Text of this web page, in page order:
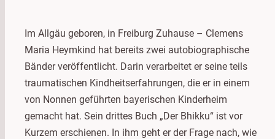
Im Allgäu geboren, in Freiburg Zuhause – Clemens
Maria Heymkind hat bereits zwei autobiographische
Bänder veröffentlicht. Darin verarbeitet er seine teils
traumatischen Kindheitserfahrungen, die er in einem
von Nonnen geführten bayerischen Kinderheim
gemacht hat. Sein drittes Buch „Der Bhikku“ ist vor
Kurzem erschienen. In ihm geht er der Frage nach, wie